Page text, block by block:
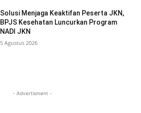
Solusi Menjaga Keaktifan Peserta JKN,
BPJS Kesehatan Luncurkan Program
NADI JKN
5 Agustus 2026
- Advertisment -